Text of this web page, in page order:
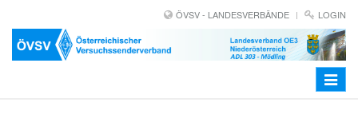
ÖVSV - LANDESVERBÄNDE LOGIN
Toggle